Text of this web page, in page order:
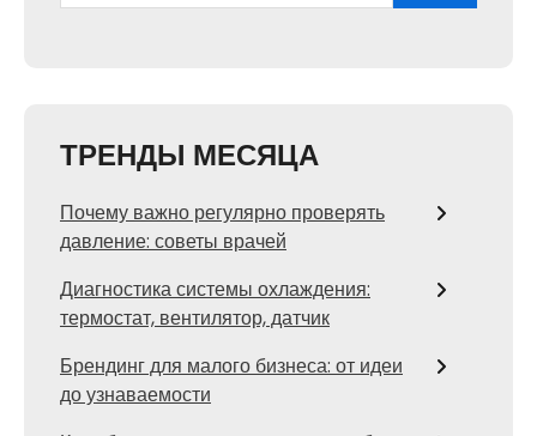
ТРЕНДЫ МЕСЯЦА
Почему важно регулярно проверять
давление: советы врачей
Диагностика системы охлаждения:
термостат, вентилятор, датчик
Брендинг для малого бизнеса: от идеи
до узнаваемости